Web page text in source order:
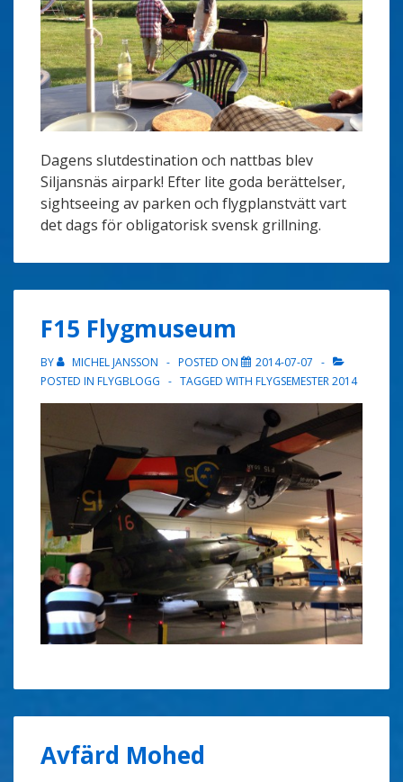
Dagens slutdestination och nattbas blev
Siljansnäs airpark! Efter lite goda berättelser,
sightseeing av parken och flygplanstvätt vart
det dags för obligatorisk svensk grillning.
F15 Flygmuseum
BY MICHEL JANSSON POSTED ON
2014-07-07
POSTED IN FLYGBLOGG TAGGED WITH FLYGSEMESTER 2014
Avfärd Mohed